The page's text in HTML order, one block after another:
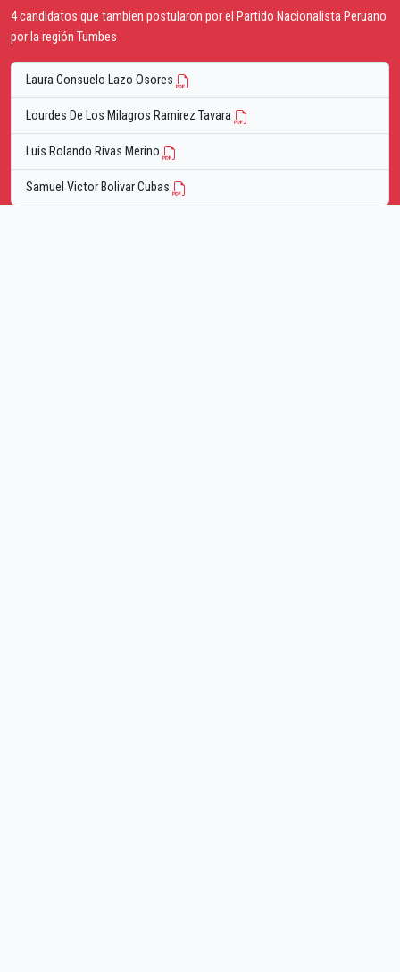
4 candidatos que tambien postularon por el Partido Nacionalista Peruano
por la región Tumbes
Laura Consuelo Lazo Osores
Lourdes De Los Milagros Ramirez Tavara
Luis Rolando Rivas Merino
Samuel Victor Bolivar Cubas